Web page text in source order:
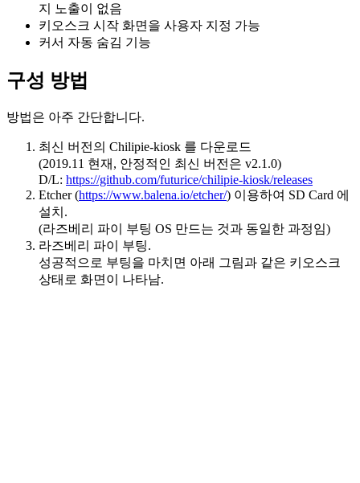
지 노출이 없음
키오스크 시작 화면을 사용자 지정 가능
커서 자동 숨김 기능
구성 방법
방법은 아주 간단합니다.
최신 버전의 Chilipie-kiosk 를 다운로드
(2019.11 현재, 안정적인 최신 버전은 v2.1.0)
D/L: https://github.com/futurice/chilipie-kiosk/releases
Etcher (https://www.balena.io/etcher/) 이용하여 SD Card 에
설치.
(라즈베리 파이 부팅 OS 만드는 것과 동일한 과정임)
라즈베리 파이 부팅.
성공적으로 부팅을 마치면 아래 그림과 같은 키오스크
상태로 화면이 나타남.